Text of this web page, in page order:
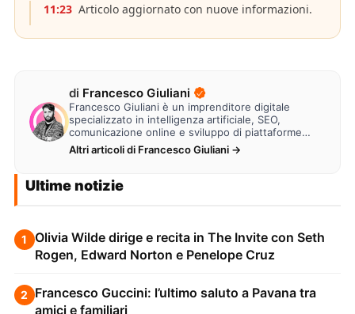
11:23 Articolo aggiornato con nuove informazioni.
di Francesco Giuliani
Francesco Giuliani è un imprenditore digitale
specializzato in intelligenza artificiale, SEO,
comunicazione online e sviluppo di piattaforme
web. Lavora alla creazione di…
Altri articoli di Francesco Giuliani →
Ultime notizie
1
Olivia Wilde dirige e recita in The Invite con Seth
Rogen, Edward Norton e Penelope Cruz
2 Francesco Guccini: l’ultimo saluto a Pavana tra
amici e familiari